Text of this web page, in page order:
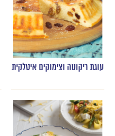
עוגת ריקוטה וצימוקים איטלקית